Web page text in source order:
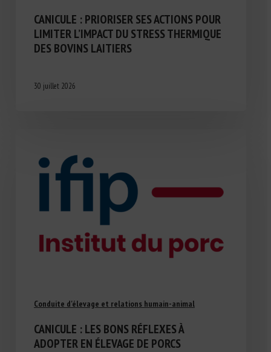
CANICULE : PRIORISER SES ACTIONS POUR
LIMITER L’IMPACT DU STRESS THERMIQUE
DES BOVINS LAITIERS
30 juillet 2026
Conduite d'élevage et relations humain-animal
CANICULE : LES BONS RÉFLEXES À
ADOPTER EN ÉLEVAGE DE PORCS